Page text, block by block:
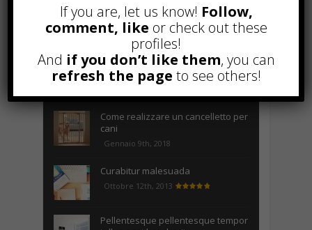
A&R nel Business Music: tutto
quello che c’è da sapere!
Agosto 27th, 2017
Noleggio a breve e lungo termine,
le differenze
Come realizzare un cancelletto per
cani
Gennaio 9th, 2018
Curabitur malesuada
Ottobre 12th, 2013
Pellentesque pellentesque tempor
If you are, let us know! Follow,
comment, like or check out these
profiles!
And if you don’t like them, you can
refresh the page to see others!